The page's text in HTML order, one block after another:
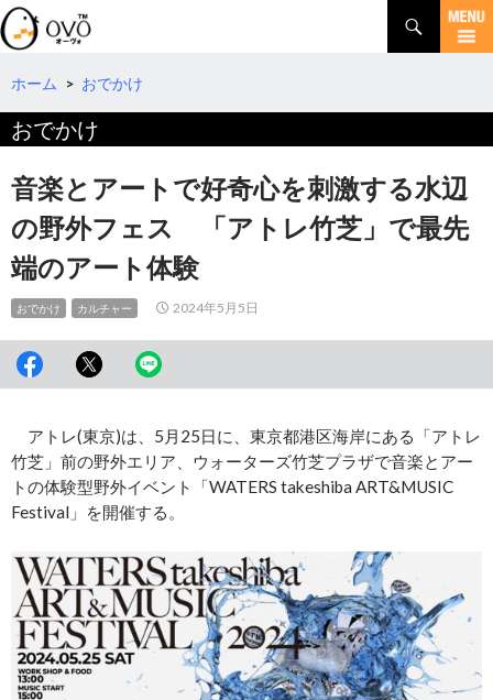
検
索
コ
テ
ツ
へ
移
ホーム > おでかけ
おでかけ
音楽とアートで好奇心を刺激する水辺
の野外フェス 「アトレ竹芝」で最先
端のアート体験
おでかけ カルチャー 2024年5月5日
アトレ(東京)は、5月25日に、東京都港区海岸にある「アトレ
竹芝」前の野外エリア、ウォーターズ竹芝プラザで音楽とアー
トの体験型野外イベント「WATERS takeshiba ART&MUSIC
Festival」を開催する。